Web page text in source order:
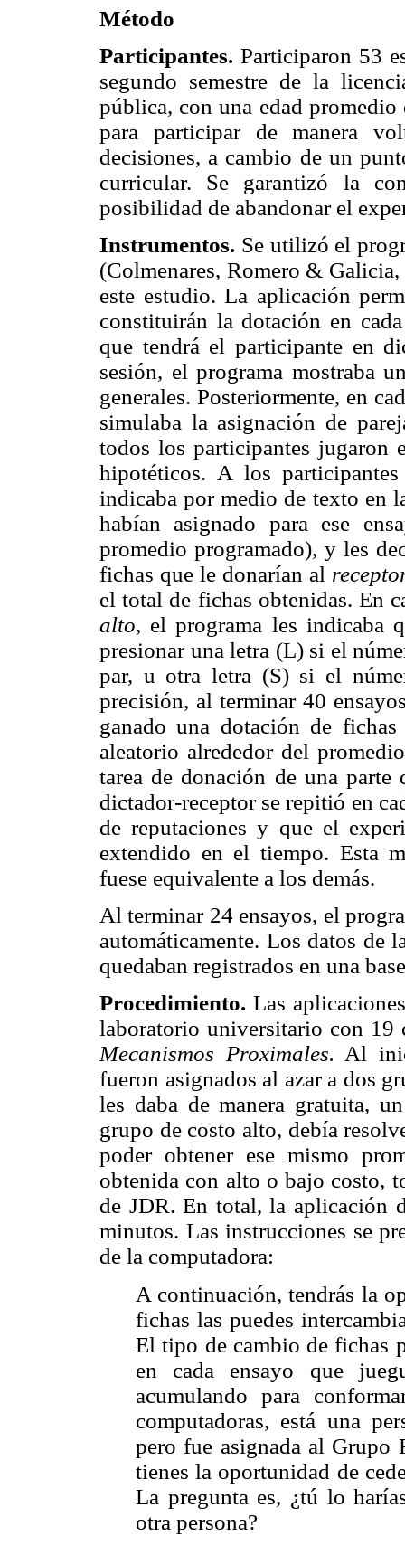
Método
Participantes. Participaron 53
segundo semestre de la
pública, con una edad
para participar de manera
decisiones, a cambio de un
curricular. Se garantizó la
posibilidad de abandonar el
Instrumentos. Se utilizó el
(Colmenares, Romero &
este estudio. La aplicación
constituirán la dotación en
que tendrá el participante en
sesión, el programa mostraba
generales. Posteriormente, en
simulaba la asignación de
todos los participantes jugaron
hipotéticos. A los
indicaba por medio de texto en
habían asignado para ese
promedio programado), y les
fichas que le donarían al
el total de fichas obtenidas. En
alto, el programa les indicaba
presionar una letra (L) si el
par, u otra letra (S) si el
precisión, al terminar 40
ganado una dotación de
aleatorio alrededor del
tarea de donación de una parte
dictador-receptor se repitió en
de reputaciones y que el
extendido en el tiempo. Esta
fuese equivalente a los demás.
Al terminar 24 ensayos, el
automáticamente. Los datos de
quedaban registrados en una
Procedimiento. Las
laboratorio universitario con 19
Mecanismos Proximales. Al
fueron asignados al azar a dos
les daba de manera gratuita,
grupo de costo alto, debía
poder obtener ese mismo
obtenida con alto o bajo costo,
de JDR. En total, la aplicación
minutos. Las instrucciones se
de la computadora:
A continuación, tendrás la
fichas las puedes
El tipo de cambio de fichas
en cada ensayo que
acumulando para
computadoras, está una
pero fue asignada al
tienes la oportunidad de
La pregunta es, ¿tú lo
otra persona?